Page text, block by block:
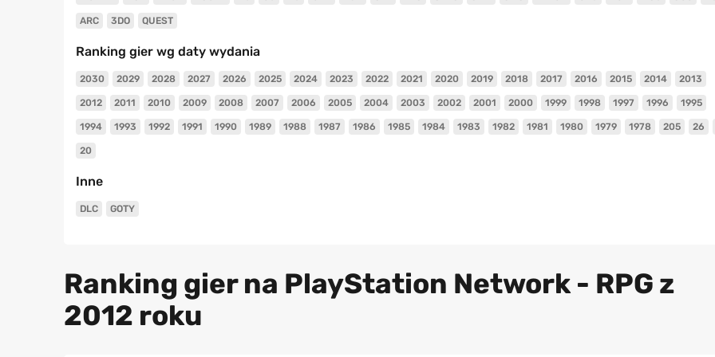
ARC 3DO QUEST
Ranking gier wg daty wydania
2030 2029 2028 2027 2026 2025 2024 2023 2022 2021 2020 2019 2018 2017 2016 2015 2014 2013
2012 2011 2010 2009 2008 2007 2006 2005 2004 2003 2002 2001 2000 1999 1998 1997 1996 1995
1994 1993 1992 1991 1990 1989 1988 1987 1986 1985 1984 1983 1982 1981 1980 1979 1978 205 26
20
Inne
DLC GOTY
Ranking gier na PlayStation Network - RPG z
2012 roku